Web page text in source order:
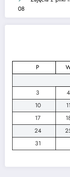
08
P
3
4
10
11
17
24
31